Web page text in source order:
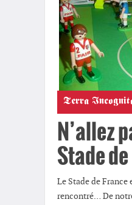
Terra
N’allez
Stade
Le Stade de France
rencontré… De